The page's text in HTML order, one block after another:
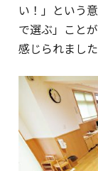
い！」という
で選ぶ」こと
感じられました